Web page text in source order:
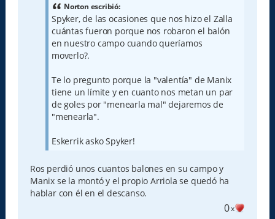
Norton escribió:
Spyker, de las ocasiones que nos hizo el Zalla
cuántas fueron porque nos robaron el balón
en nuestro campo cuando queríamos
moverlo?.
Te lo pregunto porque la "valentía" de Manix
tiene un límite y en cuanto nos metan un par
de goles por "menearla mal" dejaremos de
"menearla".
Eskerrik asko Spyker!
Ros perdió unos cuantos balones en su campo y
Manix se la montó y el propio Arriola se quedó ha
hablar con él en el descanso.
0x